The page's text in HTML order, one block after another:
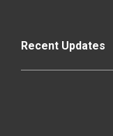
Recent Updates